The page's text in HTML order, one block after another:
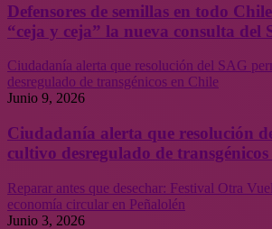
Defensores de semillas en todo
“ceja y ceja” la nueva consulta del
Ciudadanía alerta que resolución del SAG
desregulado de transgénicos en Chile
Junio 9, 2026
Ciudadanía alerta que resolución
cultivo desregulado de
Reparar antes que desechar: Festival Otra
economía circular en Peñalolén
Junio 3, 2026